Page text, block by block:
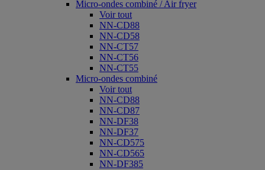
Micro-ondes combiné / Air fryer
Voir tout
NN-CD88
NN-CD58
NN-CT57
NN-CT56
NN-CT55
Micro-ondes combiné
Voir tout
NN-CD88
NN-CD87
NN-DF38
NN-DF37
NN-CD575
NN-CD565
NN-DF385